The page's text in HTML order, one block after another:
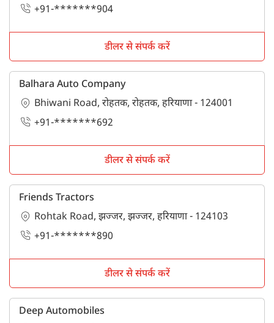
+91-*******904
डीलर से संपर्क करें
Balhara Auto Company
Bhiwani Road, रोहतक, रोहतक, हरियाणा - 124001
+91-*******692
डीलर से संपर्क करें
Friends Tractors
Rohtak Road, झज्जर, झज्जर, हरियाणा - 124103
+91-*******890
डीलर से संपर्क करें
Deep Automobiles